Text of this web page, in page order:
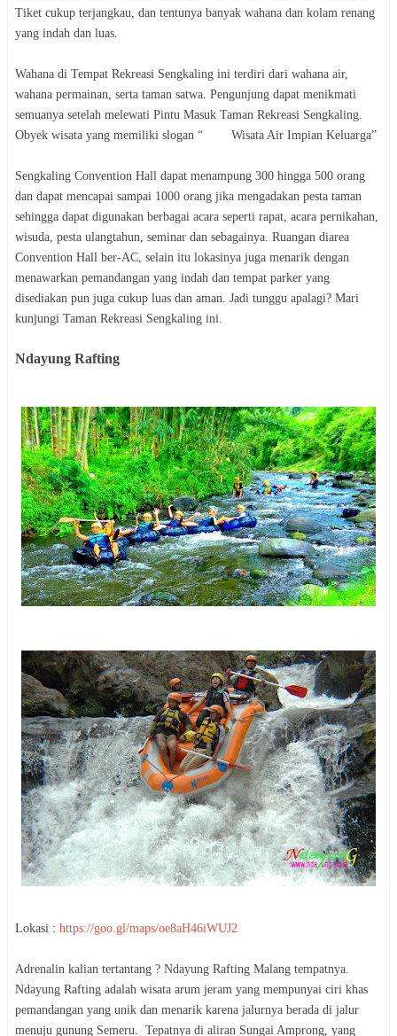
Tiket cukup terjangkau, dan tentunya banyak wahana dan kolam renang
yang indah dan luas.
Wahana di Tempat Rekreasi Sengkaling ini terdiri dari wahana air,
wahana permainan, serta taman satwa. Pengunjung dapat menikmati
semuanya setelah melewati Pintu Masuk Taman Rekreasi Sengkaling.
Obyek wisata yang memiliki slogan “ Wisata Air Impian Keluarga”
Sengkaling Convention Hall dapat menampung 300 hingga 500 orang
dan dapat mencapai sampai 1000 orang jika mengadakan pesta taman
sehingga dapat digunakan berbagai acara seperti rapat, acara pernikahan,
wisuda, pesta ulangtahun, seminar dan sebagainya. Ruangan diarea
Convention Hall ber-AC, selain itu lokasinya juga menarik dengan
menawarkan pemandangan yang indah dan tempat parker yang
disediakan pun juga cukup luas dan aman. Jadi tunggu apalagi? Mari
kunjungi Taman Rekreasi Sengkaling ini.
Ndayung Rafting
Lokasi : https://goo.gl/maps/oe8aH46iWUJ2
Adrenalin kalian tertantang ? Ndayung Rafting Malang tempatnya.
Ndayung Rafting adalah wisata arum jeram yang mempunyai ciri khas
pemandangan yang unik dan menarik karena jalurnya berada di jalur
menuju gunung Semeru. Tepatnya di aliran Sungai Amprong, yang